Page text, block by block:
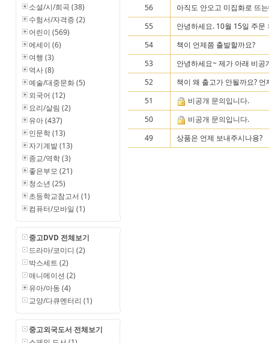
소설/시/희곡 (38)
수험서/자격증 (2)
어린이 (569)
에세이 (6)
여행 (3)
역사 (8)
예술/대중문화 (5)
외국어 (12)
요리/살림 (2)
유아 (437)
인문학 (13)
자기계발 (13)
종교/역학 (3)
좋은부모 (21)
청소년 (25)
초등학교참고서 (1)
컴퓨터/모바일 (1)
중고DVD 전체보기
드라마/코미디 (2)
박스세트 (2)
애니메이션 (2)
유아/아동 (4)
교양/다큐멘터리 (1)
중고외국도서 전체보기
56
아직도 안오고 미집화로 뜨
55
안녕하세요. 10월 15일 주문
54
책이 언제쯤 출발할까요?
53
안녕하세요~ 제가 아래 비공
52
책이 왜 출고가 안될까요? 언
51
비공개 문의입니다.
50
비공개 문의입니다.
49
상품은 언제 보내주시나용?